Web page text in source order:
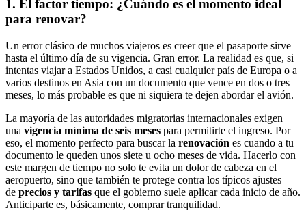
1. El factor tiempo: ¿Cuándo es el momento ideal
para renovar?
Un error clásico de muchos viajeros es creer que el pasaporte sirve
hasta el último día de su vigencia. Gran error. La realidad es que, si
intentas viajar a Estados Unidos, a casi cualquier país de Europa o a
varios destinos en Asia con un documento que vence en dos o tres
meses, lo más probable es que ni siquiera te dejen abordar el avión.
La mayoría de las autoridades migratorias internacionales exigen
una vigencia mínima de seis meses para permitirte el ingreso. Por
eso, el momento perfecto para buscar la renovación es cuando a tu
documento le queden unos siete u ocho meses de vida. Hacerlo con
este margen de tiempo no solo te evita un dolor de cabeza en el
aeropuerto, sino que también te protege contra los típicos ajustes
de precios y tarifas que el gobierno suele aplicar cada inicio de año.
Anticiparte es, básicamente, comprar tranquilidad.